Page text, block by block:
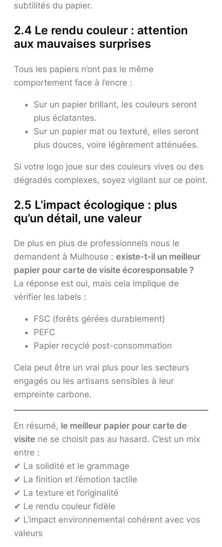
subtilités du papier.
2.4 Le rendu couleur : attention
aux mauvaises surprises
Tous les papiers n’ont pas le même
comportement face à l’encre :
Sur un papier brillant, les couleurs seront
plus éclatantes.
Sur un papier mat ou texturé, elles seront
plus douces, voire légèrement atténuées.
Si votre logo joue sur des couleurs vives ou des
dégradés complexes, soyez vigilant sur ce point.
2.5 L’impact écologique : plus
qu’un détail, une valeur
De plus en plus de professionnels nous le
demandent à Mulhouse : existe-t-il un meilleur
papier pour carte de visite écoresponsable ?
La réponse est oui, mais cela implique de
vérifier les labels :
FSC (forêts gérées durablement)
PEFC
Papier recyclé post-consommation
Cela peut être un vrai plus pour les secteurs
engagés ou les artisans sensibles à leur
empreinte carbone.
En résumé, le meilleur papier pour carte de
visite ne se choisit pas au hasard. C’est un mix
entre :
✔ La solidité et le grammage
✔ La finition et l’émotion tactile
✔ La texture et l’originalité
✔ Le rendu couleur fidèle
✔ L’impact environnemental cohérent avec vos
valeurs